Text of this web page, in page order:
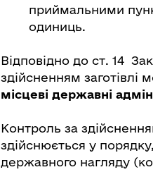
приймальними
одиниць.
Відповідно до ст. 14
здійсненням
місцеві державні
Контроль за
здійснюється у
державного нагляду